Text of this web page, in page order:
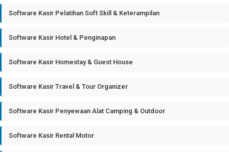
Software Kasir Pelatihan Soft Skill & Keterampilan
Software Kasir Hotel & Penginapan
Software Kasir Homestay & Guest House
Software Kasir Travel & Tour Organizer
Software Kasir Penyewaan Alat Camping & Outdoor
Software Kasir Rental Motor